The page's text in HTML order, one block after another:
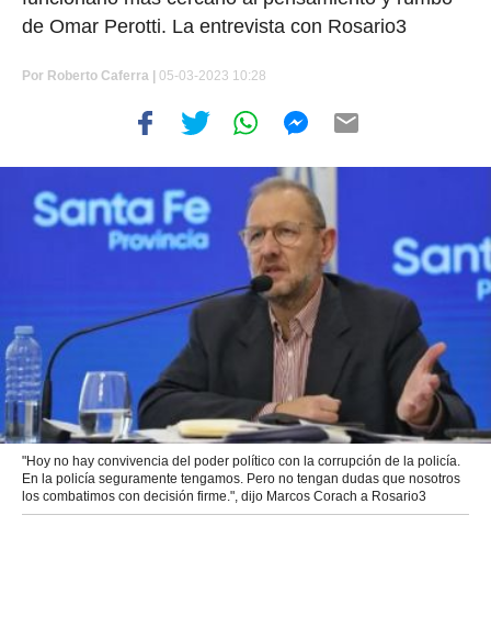
de Omar Perotti. La entrevista con Rosario3
Por Roberto Caferra 05-03-2023 10:28
"Hoy no hay convivencia del poder político con la corrupción de la policía.
En la policía seguramente tengamos. Pero no tengan dudas que nosotros
los combatimos con decisión firme.", dijo Marcos Corach a Rosario3